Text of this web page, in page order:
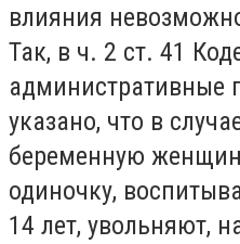
влияния
Так, в ч. 2 ст. 41
административные
указано, что в
беременную
одиночку,
14 лет, увольняют,